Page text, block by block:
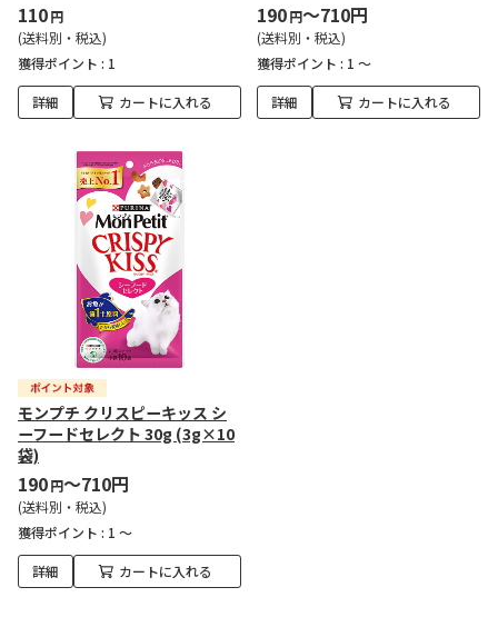
110円
(送料別・税込)
獲得ポイント : 1
詳細 カートに入れる
190円～710円
(送料別・税込)
獲得ポイント : 1 ～
詳細 カートに入れる
モンプチ クリスピーキッス シ
ーフードセレクト 30g (3g×10
袋)
190円～710円
(送料別・税込)
獲得ポイント : 1 ～
詳細 カートに入れる